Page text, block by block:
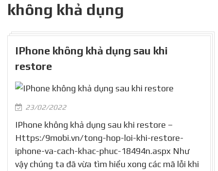
không khả dụng
IPhone không khả dụng sau khi
restore
23/02/2022
IPhone không khả dụng sau khi restore –
Https:/9mobi.vn/tong-hop-loi-khi-restore-
iphone-va-cach-khac-phuc-18494n.aspx Như
vậy chúng ta đã vừa tìm hiểu xong các mã lỗi khi